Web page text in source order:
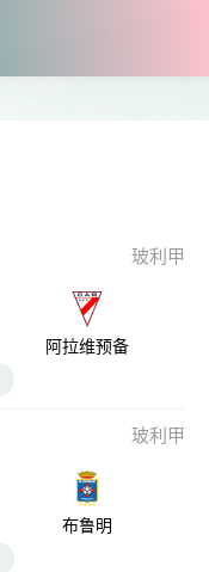
玻利甲
阿拉维预备
玻利甲
布鲁明